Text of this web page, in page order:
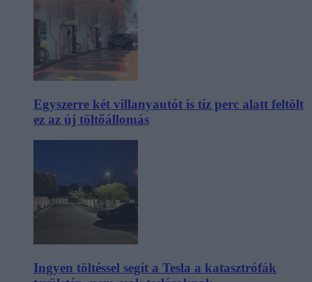
Egyszerre két villanyautót is tíz perc alatt feltölt
ez az új töltőállomás
Ingyen töltéssel segít a Tesla a katasztrófák